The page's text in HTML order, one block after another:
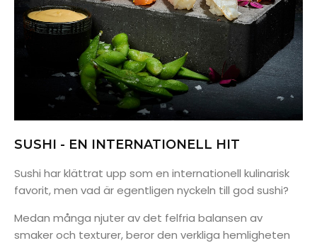
SUSHI - EN INTERNATIONELL HIT
Sushi har klättrat upp som en internationell kulinarisk
favorit, men vad är egentligen nyckeln till god sushi?
Medan många njuter av det felfria balansen av
smaker och texturer, beror den verkliga hemligheten